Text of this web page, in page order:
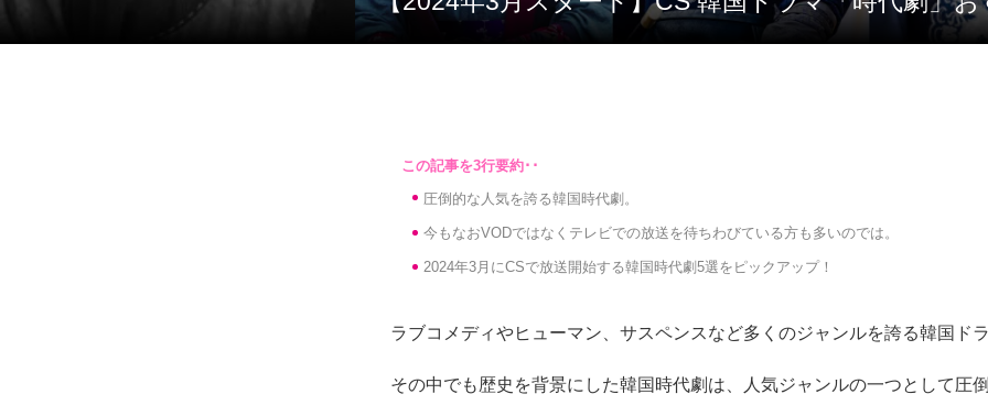
圧倒的な人気を誇る韓国時代劇。
今もなおVODではなくテレビでの放送を待ちわびている方も多いのでは。
2024年3月にCSで放送開始する韓国時代劇5選をピックアップ！
ラブコメディやヒューマン、サスペンスなど多くのジャンルを誇る韓国ドラ
その中でも歴史を背景にした韓国時代劇は、人気ジャンルの一つとして圧